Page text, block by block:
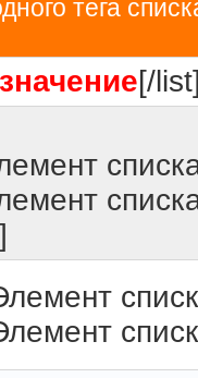
тега
значение[/